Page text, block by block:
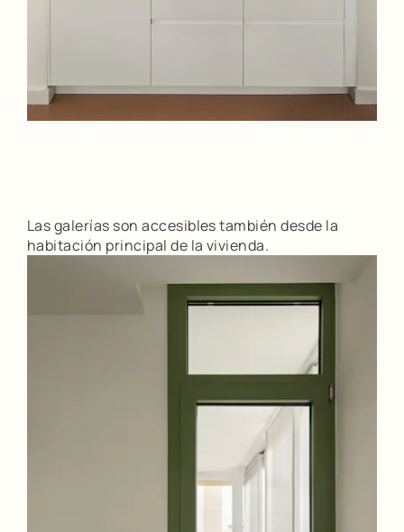
Las galerías son accesibles también desde la
habitación principal de la vivienda.